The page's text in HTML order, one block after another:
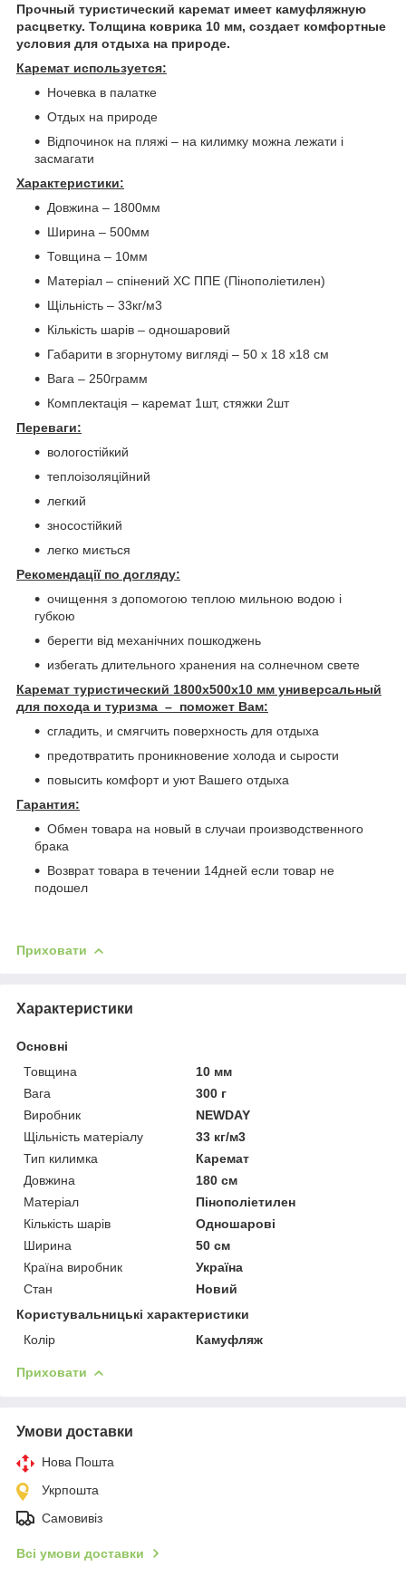
Прочный туристический каремат имеет камуфляжную
расцветку. Толщина коврика 10 мм, создает комфортные
условия для отдыха на природе.
Каремат используется:
Ночевка в палатке
Отдых на природе
Відпочинок на пляжі – на килимку можна лежати і
засмагати
Характеристики:
Довжина – 1800мм
Ширина – 500мм
Товщина – 10мм
Матеріал – спінений ХС ППЕ (Пінополіетилен)
Щільність – 33кг/м3
Кількість шарів – одношаровий
Габарити в згорнутому вигляді – 50 х 18 х18 см
Вага – 250грамм
Комплектація – каремат 1шт, стяжки 2шт
Переваги:
вологостійкий
теплоізоляційний
легкий
зносостійкий
легко миється
Рекомендації по догляду:
очищення з допомогою теплою мильною водою і
губкою
берегти від механічних пошкоджень
избегать длительного хранения на солнечном свете
Каремат туристический 1800х500х10 мм универсальный
для похода и туризма – поможет Вам:
сгладить, и смягчить поверхность для отдыха
предотвратить проникновение холода и сырости
повысить комфорт и уют Вашего отдыха
Гарантия:
Обмен товара на новый в случаи производственного
брака
Возврат товара в течении 14дней если товар не
подошел
Приховати
Характеристики
Основні
Товщина
10 мм
Вага
300 г
Виробник
NEWDAY
Щільність матеріалу
33 кг/м3
Тип килимка
Каремат
Довжина
180 см
Матеріал
Пінополіетилен
Кількість шарів
Одношарові
Ширина
50 см
Країна виробник
Україна
Стан
Новий
Користувальницькі характеристики
Колір
Камуфляж
Приховати
Умови доставки
Нова Пошта
Укрпошта
Самовивіз
Всі умови доставки